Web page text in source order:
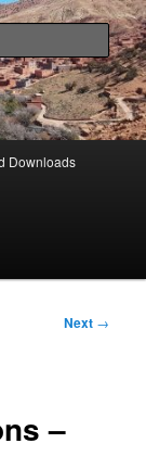
Downloads
Next →
–